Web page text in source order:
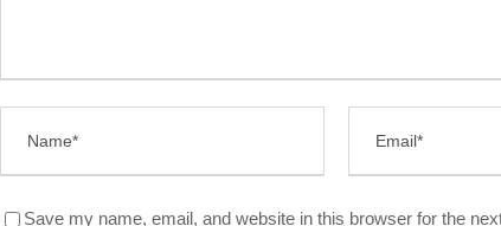
Save my name, email, and website in this browser for the